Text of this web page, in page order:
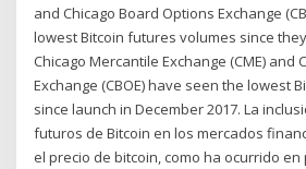
and Chicago Board Options Exchange
lowest Bitcoin futures volumes since
Chicago Mercantile Exchange (CME) and
Exchange (CBOE) have seen the lowest
since launch in December 2017. La
futuros de Bitcoin en los mercados
el precio de bitcoin, como ha ocurrido